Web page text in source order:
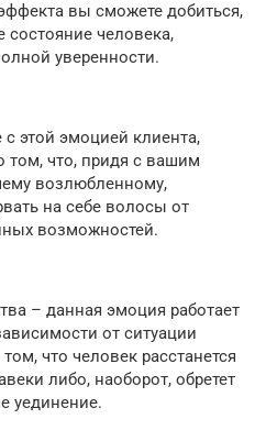
вы сможете добиться,
состояние человека,
уверенности.
с этой эмоцией клиента,
том, что, придя с вашим
возлюбленному,
на себе волосы от
возможностей.
– данная эмоция работает
от ситуации
что человек расстанется
либо, наоборот, обретет
уединение.